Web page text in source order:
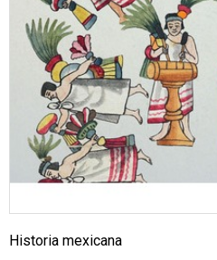
Historia mexicana